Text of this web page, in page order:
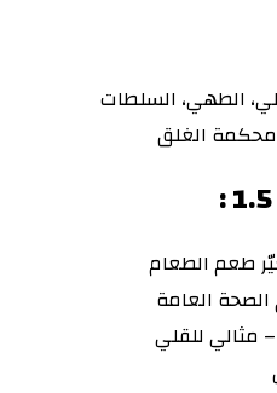
الطهي، السلطات
محكمة الغلق
:
طعم الطعام
مثالي للقلي